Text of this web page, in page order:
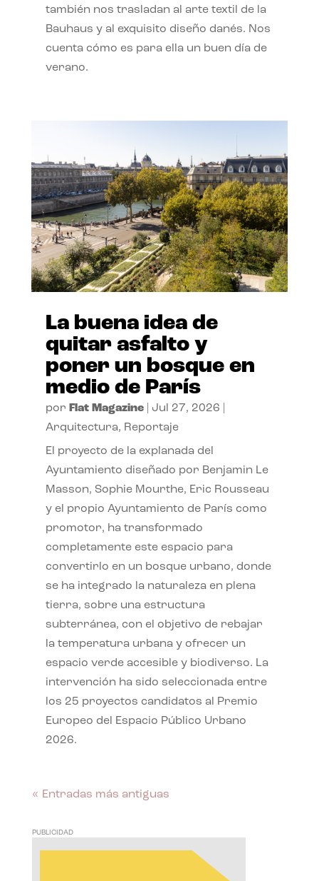
también nos trasladan al arte textil de la
Bauhaus y al exquisito diseño danés. Nos
cuenta cómo es para ella un buen día de
verano.
La buena idea de
quitar asfalto y
poner un bosque en
medio de París
por Flat Magazine| Jul 27, 2026
Arquitectura, Reportaje
El proyecto de la explanada del
Ayuntamiento diseñado por Benjamin Le
Masson, Sophie Mourthe, Eric Rousseau
y el propio Ayuntamiento de París como
promotor, ha transformado
completamente este espacio para
convertirlo en un bosque urbano, donde
se ha integrado la naturaleza en plena
tierra, sobre una estructura
subterránea, con el objetivo de rebajar
la temperatura urbana y ofrecer un
espacio verde accesible y biodiverso. La
intervención ha sido seleccionada entre
los 25 proyectos candidatos al Premio
Europeo del Espacio Público Urbano
2026.
« Entradas más antiguas
PUBLICIDAD